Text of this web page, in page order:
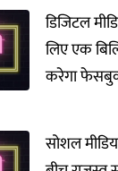
डिजिटल
लिए एक
करेगा
सोशल